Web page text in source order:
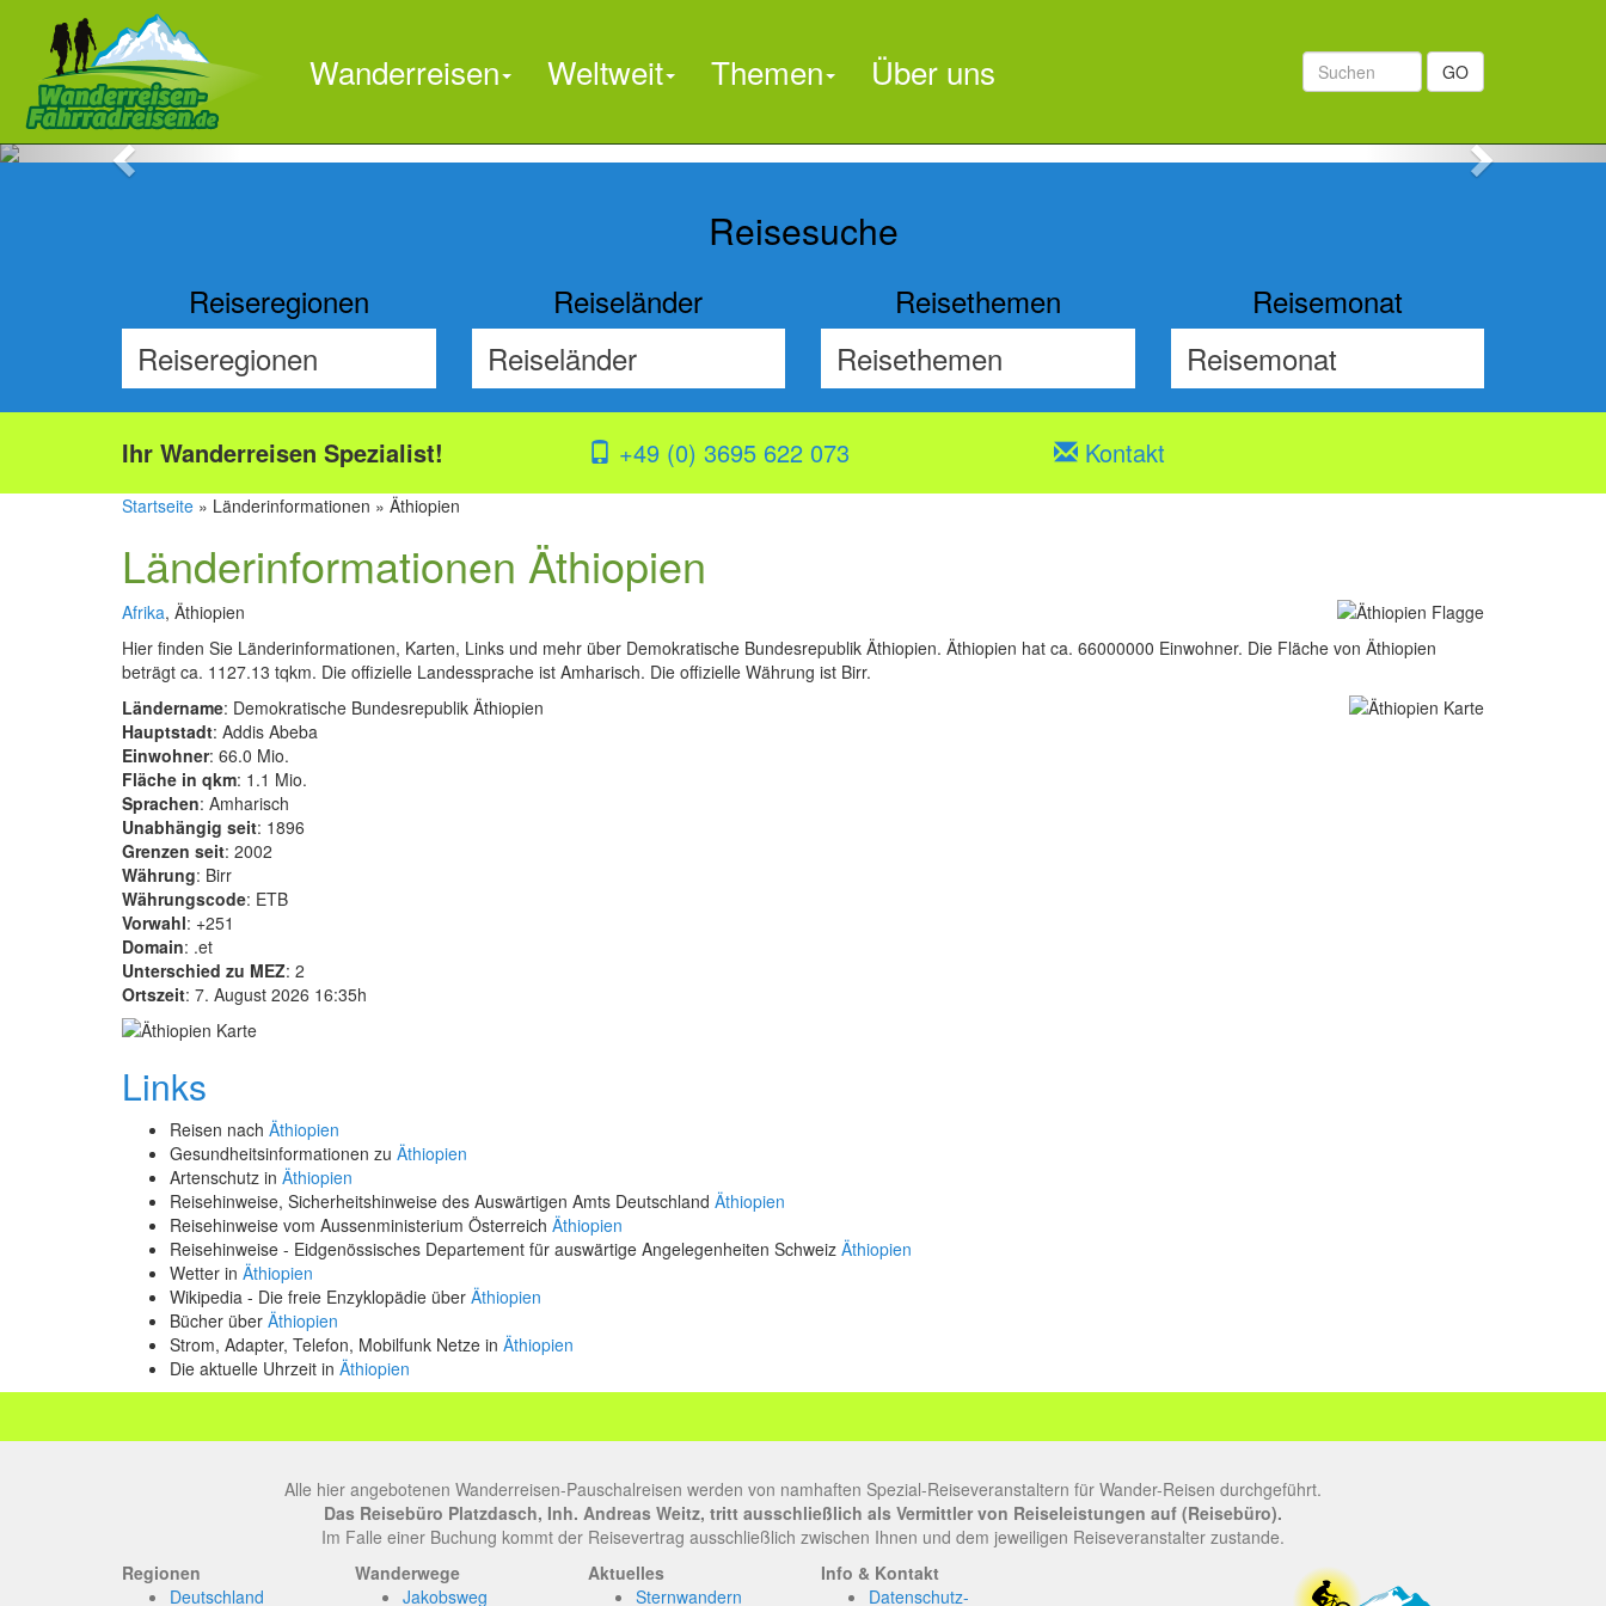

Previous Next
GO
Wanderreisen Weltweit Themen Über uns
Reisesuche
Reiseregionen Reiseländer Reisethemen Reisemonat
Ihr Wanderreisen Spezialist! +49 (0) 3695 622 073 Kontakt
Startseite » Länderinformationen » Äthiopien
Länderinformationen Äthiopien
Afrika, Äthiopien
Hier finden Sie Länderinformationen, Karten, Links und mehr über Demokratische Bundesrepublik Äthiopien. Äthiopien hat ca. 66000000 Einwohner. Die Fläche von Äthiopien
beträgt ca. 1127.13 tqkm. Die offizielle Landessprache ist Amharisch. Die offizielle Währung ist Birr.
Ländername: Demokratische Bundesrepublik Äthiopien
Hauptstadt: Addis Abeba
Einwohner: 66.0 Mio.
Fläche in qkm: 1.1 Mio.
Sprachen: Amharisch
Unabhängig seit: 1896
Grenzen seit: 2002
Währung: Birr
Währungscode: ETB
Vorwahl: +251
Domain: .et
Unterschied zu MEZ: 2
Ortszeit: 7. August 2026 16:35h
Links
Reisen nach Äthiopien
Gesundheitsinformationen zu Äthiopien
Artenschutz in Äthiopien
Reisehinweise, Sicherheitshinweise des Auswärtigen Amts Deutschland Äthiopien
Reisehinweise vom Aussenministerium Österreich Äthiopien
Reisehinweise - Eidgenössisches Departement für auswärtige Angelegenheiten Schweiz Äthiopien
Wetter in Äthiopien
Wikipedia - Die freie Enzyklopädie über Äthiopien
Bücher über Äthiopien
Strom, Adapter, Telefon, Mobilfunk Netze in Äthiopien
Die aktuelle Uhrzeit in Äthiopien
Alle hier angebotenen Wanderreisen-Pauschalreisen werden von namhaften Spezial-Reiseveranstaltern für Wander-Reisen durchgeführt.
Das Reisebüro Platzdasch, Inh. Andreas Weitz, tritt ausschließlich als Vermittler von Reiseleistungen auf (Reisebüro).
Im Falle einer Buchung kommt der Reisevertrag ausschließlich zwischen Ihnen und dem jeweiligen Reiseveranstalter zustande.
Regionen
Deutschland
Wanderwege
Jakobsweg
Aktuelles
Sternwandern
Info & Kontakt
Datenschutz-